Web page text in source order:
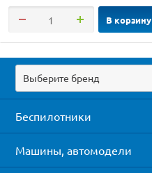
В корзину
Выберите бренд
Беспилотники
Машины, автомодели